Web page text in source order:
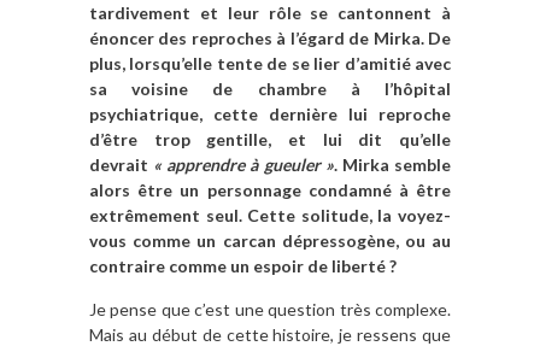
tardivement et leur rôle se cantonnent à
énoncer des reproches à l’égard de Mirka. De
plus, lorsqu’elle tente de se lier d’amitié avec
sa voisine de chambre à l’hôpital
psychiatrique, cette dernière lui reproche
d’être trop gentille, et lui dit qu’elle
devrait « apprendre à gueuler ». Mirka semble
alors être un personnage condamné à être
extrêmement seul. Cette solitude, la voyez-
vous comme un carcan dépressogène, ou au
contraire comme un espoir de liberté ?
Je pense que c’est une question très complexe.
Mais au début de cette histoire, je ressens que